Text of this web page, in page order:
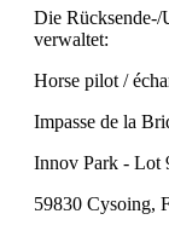
Die Rücksende-/
verwaltet:
Horse pilot /
Impasse de la
Innov Park - Lot
59830 Cysoing,